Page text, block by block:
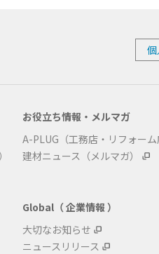
お役立ち情報・メルマガ
A-PLUG（工務店・リフォーム
建材ニュース（メルマガ）
Global（ 企業情報 ）
大切なお知らせ
ニュースリリース